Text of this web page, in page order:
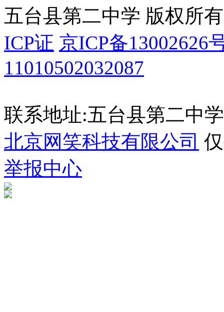
五台县第二中学 版权所有
ICP证 京ICP备13002626
11010502032087
联系地址:五台县第二中
北京网笑科技有限公司
举报中心